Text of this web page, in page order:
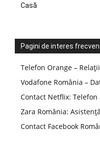
Casă
Pagini de interes
Telefon Orange –
Vodafone România –
Contact Netflix:
Zara România:
Contact Facebook